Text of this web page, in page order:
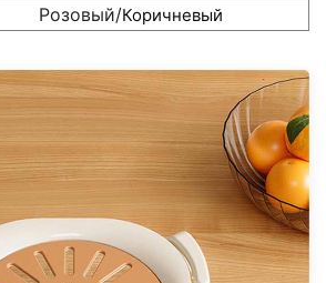
Розовый/Коричневый